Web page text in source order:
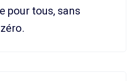
pour tous, sans